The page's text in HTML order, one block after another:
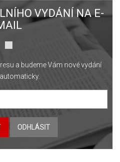
VYDÁNÍ NA E-
a budeme Vám nové vydání
ODHLÁSIT